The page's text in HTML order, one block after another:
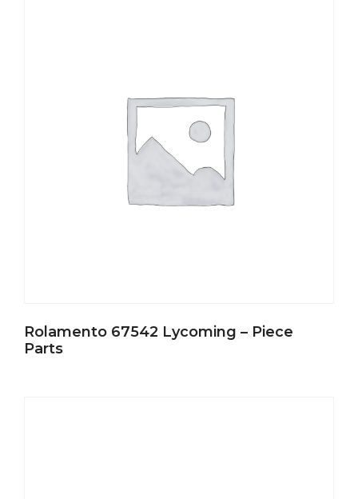
Rolamento 67542 Lycoming – Piece
Parts